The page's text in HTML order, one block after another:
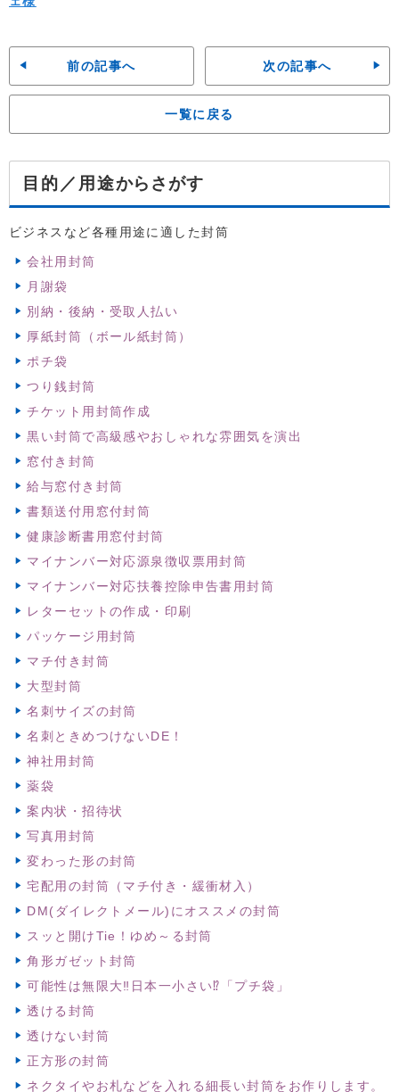
前の記事へ
一覧に戻る
次の記事へ
目的／用途からさがす
ビジネスなど各種用途に適した封筒
会社用封筒
月謝袋
別納・後納・受取人払い
厚紙封筒（ボール紙封筒）
ポチ袋
つり銭封筒
チケット用封筒作成
黒い封筒で高級感やおしゃれな雰囲気を演出
窓付き封筒
給与窓付き封筒
書類送付用窓付封筒
健康診断書用窓付封筒
マイナンバー対応源泉徴収票用封筒
マイナンバー対応扶養控除申告書用封筒
レターセットの作成・印刷
パッケージ用封筒
マチ付き封筒
大型封筒
名刺サイズの封筒
名刺ときめつけないDE！
神社用封筒
薬袋
案内状・招待状
写真用封筒
変わった形の封筒
宅配用の封筒（マチ付き・緩衝材入）
DM(ダイレクトメール)にオススメの封筒
スッと開けTie！ゆめ～る封筒
角形ガゼット封筒
可能性は無限大‼日本一小さい⁉「プチ袋」
透ける封筒
透けない封筒
正方形の封筒
ネクタイやお札などを入れる細長い封筒をお作りします。